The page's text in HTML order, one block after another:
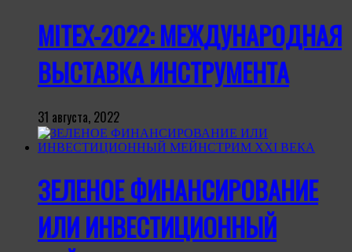
MITEX-2022: МЕЖДУНАРОДНАЯ
ВЫСТАВКА ИНСТРУМЕНТА
31 августа, 2022
ЗЕЛЕНОЕ ФИНАНСИРОВАНИЕ
ИЛИ ИНВЕСТИЦИОННЫЙ